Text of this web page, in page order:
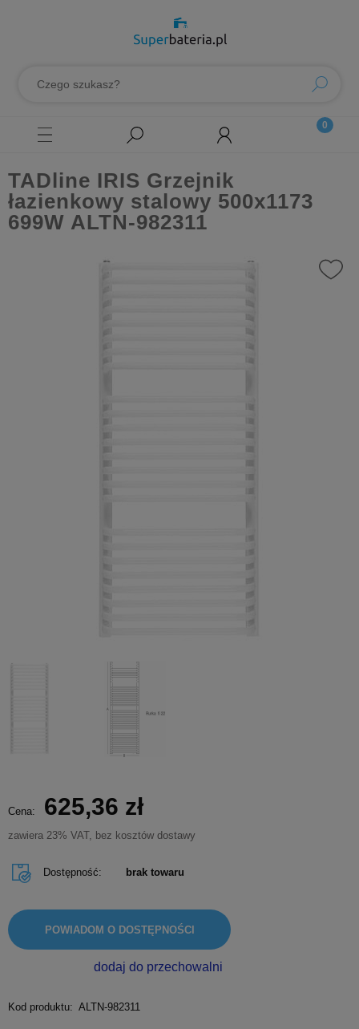
TADline IRIS Grzejnik
łazienkowy stalowy 500x1173
699W ALTN-982311
Cena: 625,36 zł
zawiera 23% VAT, bez kosztów dostawy
Dostępność: brak towaru
POWIADOM O DOSTĘPNOŚCI
dodaj do przechowalni
Kod produktu: ALTN-982311